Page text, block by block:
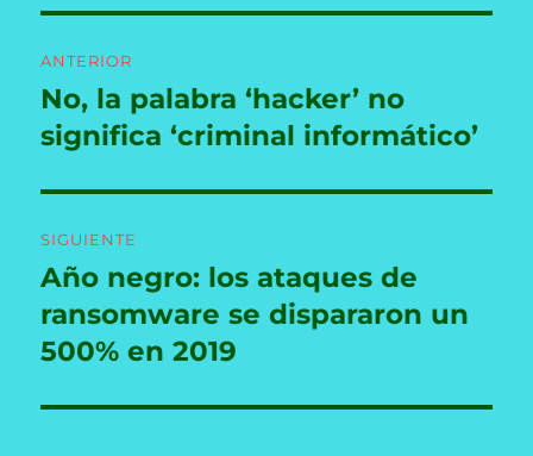
de
entradas
ANTERIOR
Entrada
anterior:
No, la palabra ‘hacker’ no
significa ‘criminal informático’
SIGUIENTE
Entrada
siguiente:
Año negro: los ataques de
ransomware se dispararon un
500% en 2019